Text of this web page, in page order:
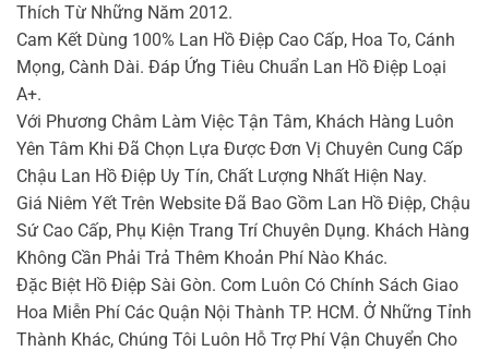
Thích Từ Những Năm 2012.
Cam Kết Dùng 100% Lan Hồ Điệp Cao Cấp, Hoa To, Cánh
Mọng, Cành Dài. Đáp Ứng Tiêu Chuẩn Lan Hồ Điệp Loại
A+.
Với Phương Châm Làm Việc Tận Tâm, Khách Hàng Luôn
Yên Tâm Khi Đã Chọn Lựa Được Đơn Vị Chuyên Cung Cấp
Chậu Lan Hồ Điệp Uy Tín, Chất Lượng Nhất Hiện Nay.
Giá Niêm Yết Trên Website Đã Bao Gồm Lan Hồ Điệp, Chậu
Sứ Cao Cấp, Phụ Kiện Trang Trí Chuyên Dụng. Khách Hàng
Không Cần Phải Trả Thêm Khoản Phí Nào Khác.
Đặc Biệt Hồ Điệp Sài Gòn. Com Luôn Có Chính Sách Giao
Hoa Miễn Phí Các Quận Nội Thành TP. HCM. Ở Những Tỉnh
Thành Khác, Chúng Tôi Luôn Hỗ Trợ Phí Vận Chuyển Cho